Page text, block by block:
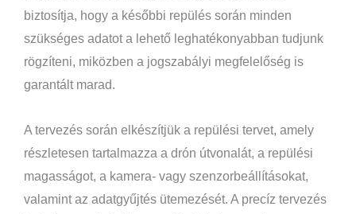
biztosítja, hogy a későbbi repülés során minden
szükséges adatot a lehető leghatékonyabban tudjunk
rögzíteni, miközben a jogszabályi megfelelőség is
garantált marad.
A tervezés során elkészítjük a repülési tervet, amely
részletesen tartalmazza a drón útvonalát, a repülési
magasságot, a kamera- vagy szenzorbeállításokat,
valamint az adatgyűjtés ütemezését. A precíz tervezés